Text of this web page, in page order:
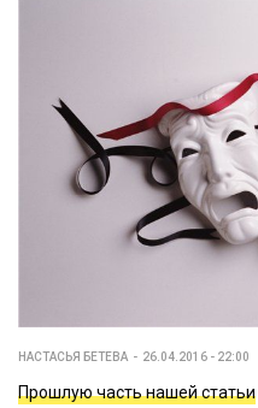
НАСТАСЬЯ БЕТЕВА 26.04.2016 - 22:00
Прошлую часть нашей статьи